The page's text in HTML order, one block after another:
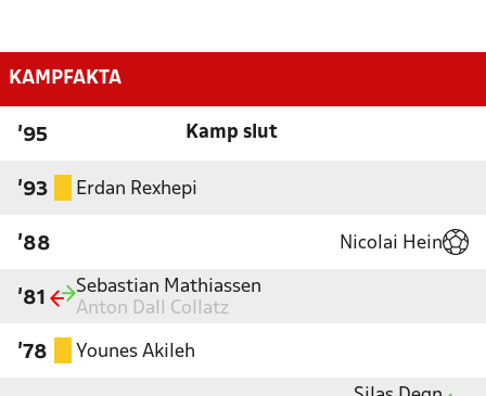
KAMPFAKTA
'95 Kamp slut
'93 Erdan Rexhepi
'88 Nicolai Hein
'81
Sebastian Mathiassen
Anton Dall Collatz
'78 Younes Akileh